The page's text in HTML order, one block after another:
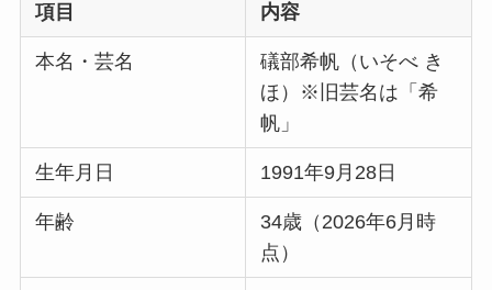
項目 内容
本名・芸名
礒部希帆（いそべ き
ほ）※旧芸名は「希
帆」
生年月日 1991年9月28日
年齢
34歳（2026年6月時
点）